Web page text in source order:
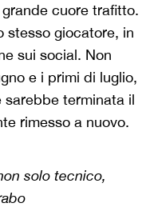
cuore trafitto.
stesso giocatore, in
sui social. Non
e i primi di luglio,
sarebbe terminata il
rimesso a nuovo.
solo tecnico,